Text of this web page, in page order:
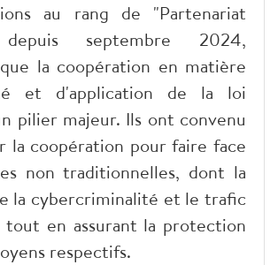
au rang de "Partenariat
septembre 2024,
la coopération en matière
et d'application de la loi
pilier majeur. Ils ont convenu
la coopération pour faire face
non traditionnelles, dont la
la cybercriminalité et le trafic
tout en assurant la protection
respectifs.